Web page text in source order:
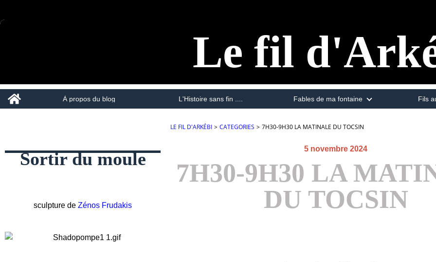
Le fil
Home
À propos du blog
L'Histoire sans fin .... Fables de ma fontaine Fils
Sortir du moule
sculpture de Zénos Frudakis
LE FIL D'ARKÉBI > CATEGORIES > 7H30-9H30 LA MATINALE DU TOCSIN
5 novembre 2024
7H30-9H30 LA
DU TOCSIN